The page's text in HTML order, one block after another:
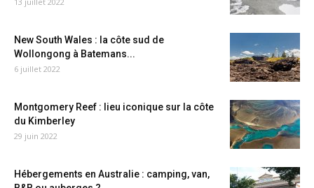
New South Wales : la côte sud de
Wollongong à Batemans...
6 juillet 2022
Montgomery Reef : lieu iconique sur la côte
du Kimberley
29 juin 2022
Hébergements en Australie : camping, van,